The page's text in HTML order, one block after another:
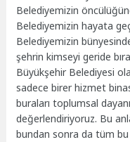
Belediyemizin
Belediyemizin hayata
Belediyemizin
şehrin kimseyi geride
Büyükşehir Belediyesi
sadece birer hizmet
buraları toplumsal
değerlendiriyoruz. Bu
bundan sonra da tüm bu